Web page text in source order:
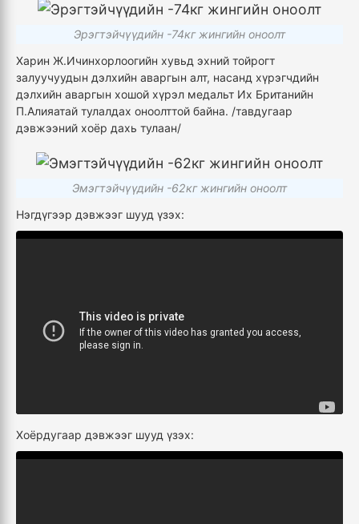
Эрэгтэйчүүдийн -74кг жингийн оноолт
Харин Ж.Ичинхорлоогийн хувьд эхний тойрогт
залуучуудын дэлхийн аваргын алт, насанд хүрэгчдийн
дэлхийн аваргын хошой хүрэл медальт Их Британийн
П.Алияатай тулалдах оноолттой байна. /тавдугаар
дэвжээний хоёр дахь тулаан/
Эмэгтэйчүүдийн -62кг жингийн оноолт
Нэгдүгээр дэвжээг шууд үзэх:
Хоёрдугаар дэвжээг шууд үзэх: